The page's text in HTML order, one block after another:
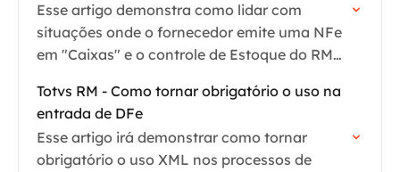
Esse artigo demonstra como lidar com
situações onde o fornecedor emite uma NFe
em "Caixas" e o controle de Estoque do RM
Totvs RM - Como tornar obrigatório o uso na
entrada de DFe
Esse artigo irá demonstrar como tornar
obrigatório o uso XML nos processos de